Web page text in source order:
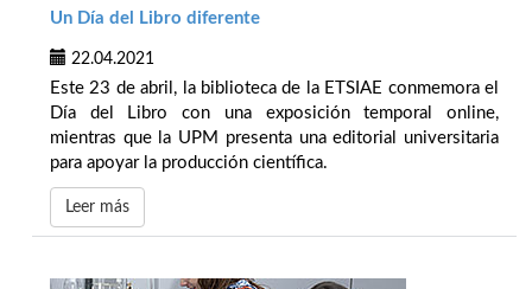
Un Día del Libro diferente
22.04.2021
Este 23 de abril, la biblioteca de la ETSIAE conmemora el
Día del Libro con una exposición temporal online,
mientras que la UPM presenta una editorial universitaria
para apoyar la producción científica.
Leer más